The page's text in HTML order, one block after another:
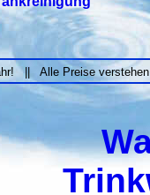
|| Alle Preise